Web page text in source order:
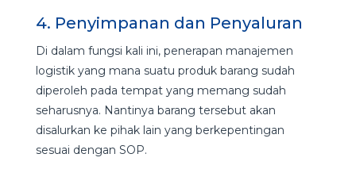
4. Penyimpanan dan Penyaluran
Di dalam fungsi kali ini, penerapan manajemen
logistik yang mana suatu produk barang sudah
diperoleh pada tempat yang memang sudah
seharusnya. Nantinya barang tersebut akan
disalurkan ke pihak lain yang berkepentingan
sesuai dengan SOP.